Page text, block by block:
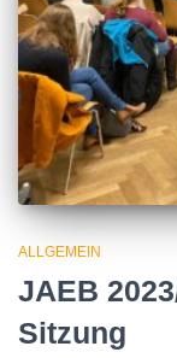
ALLGEMEIN
JAEB
Sitzung